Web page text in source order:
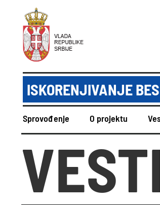
ISKORENJIVANJE
Sprovođenje O projektu